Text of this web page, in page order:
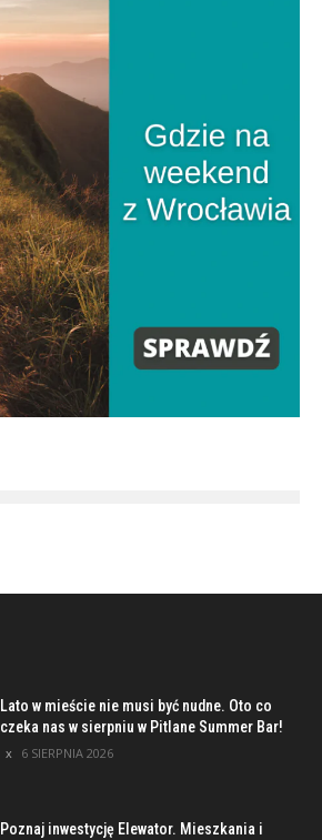
Lato w mieście nie musi być nudne. Oto co
czeka nas w sierpniu w Pitlane Summer Bar!
6 SIERPNIA 2026
Poznaj inwestycję Elewator. Mieszkania i